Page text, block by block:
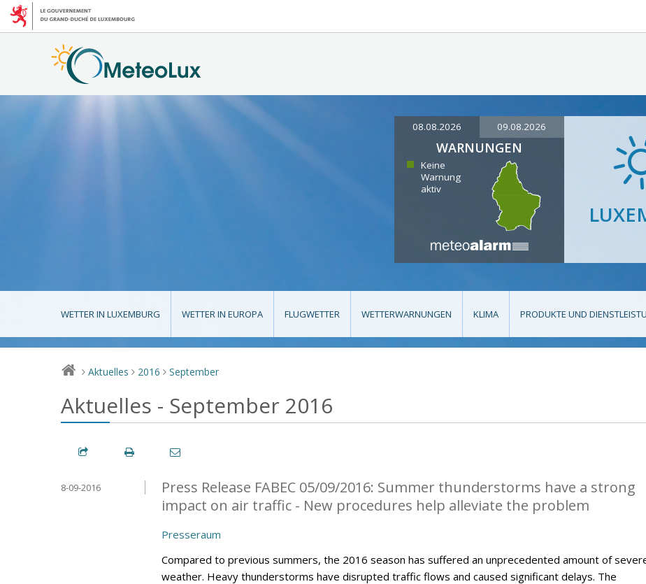
08.08.2026 09.08.2026
WARNUNGEN
Keine
Warnung
aktiv
WETTER IN LUXEMBURG WETTER IN EUROPA FLUGWETTER WETTERWARNUNGEN KLIMA PRODUKTE UND
> Aktuelles > 2016 > September
Aktuelles - September 2016
Press Release FABEC 05/09/2016: Summer thunderstorms have a strong
impact on air traffic - New procedures help alleviate the problem
8-09-2016
Presseraum
Compared to previous summers, the 2016 season has suffered an unprecedented amount of
weather. Heavy thunderstorms have disrupted traffic flows and caused significant delays. The